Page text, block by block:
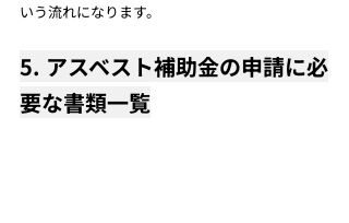
いう流れになります。
5. アスベスト補助金の申請に必
要な書類一覧